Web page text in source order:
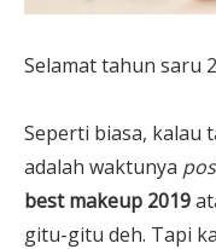
Selamat tahun saru
Seperti biasa, kalau
adalah waktunya
best makeup 2019
gitu-gitu deh. Tapi